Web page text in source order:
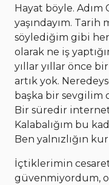
Hayat böyle.
yaşındayım.
söylediğim gibi
olarak ne iş
yıllar yıllar önce
artık yok.
başka bir sevgilim
Bir süredir
Kalabalığım bu
Ben yalnızlığın
İçtiklerimin
güvenmiyordum,